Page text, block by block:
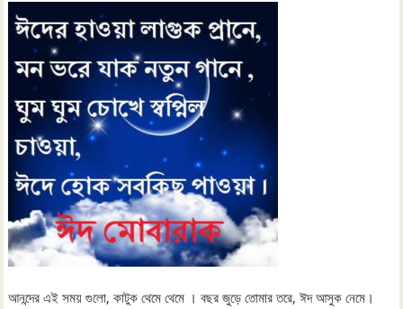
আনন্দের এই সময় গুলো, কাটুক থেমে থেমে । বছর জুড়ে তোমার তরে, ঈদ আসুক নেমে।